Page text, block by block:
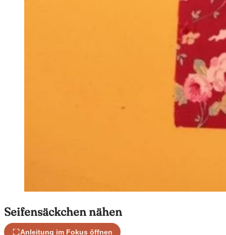
Seifensäckchen nähen
Anleitung im Fokus öffnen